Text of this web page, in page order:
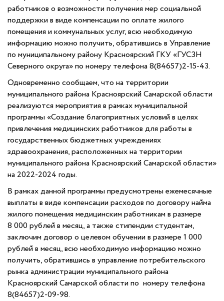
работников о возможности получения мер социальной
поддержки в виде компенсации по оплате жилого
помещения и коммунальных услуг, всю необходимую
информацию можно получить, обратившись в Управление
по муниципальному району Красноярский ГКУ «ГУСЗН
Северного округа» по номеру телефона 8(84657)2-15-43.
Одновременно сообщаем, что на территории
муниципального района Красноярский Самарской области
реализуются мероприятия в рамках муниципальной
программы «Создание благоприятных условий в целях
привлечения медицинских работников для работы в
государственных бюджетных учреждениях
здравоохранения, расположенных на территории
муниципального района Красноярский Самарской области»
на 2022-2024 годы.
В рамках данной программы предусмотрены ежемесячные
выплаты в виде компенсации расходов по договору найма
жилого помещения медицинским работникам в размере
8 000 рублей в месяц, а также стипендии студентам,
заключим договор о целевом обучении в размере 1 000
рублей в месяц, всю необходимую информацию можно
получить, обратившись в управление потребительского
рынка администрации муниципального района
Красноярский Самарской области по номеру телефона
8(84657)2-09-98.